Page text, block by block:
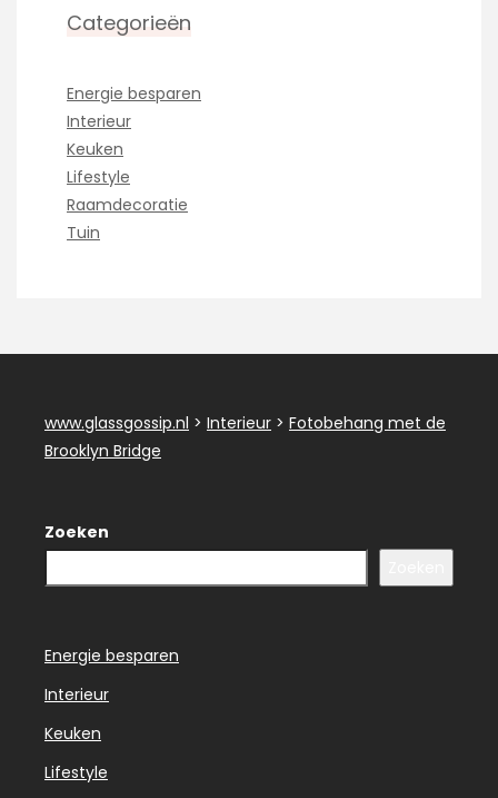
Categorieën
Energie besparen
Interieur
Keuken
Lifestyle
Raamdecoratie
Tuin
www.glassgossip.nl > Interieur > Fotobehang met de
Brooklyn Bridge
Zoeken
Energie besparen
Interieur
Keuken
Lifestyle